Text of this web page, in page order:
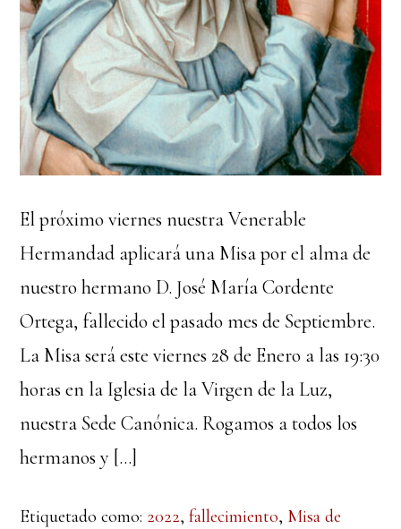
El próximo viernes nuestra Venerable
Hermandad aplicará una Misa por el alma de
nuestro hermano D. José María Cordente
Ortega, fallecido el pasado mes de Septiembre.
La Misa será este viernes 28 de Enero a las 19:30
horas en la Iglesia de la Virgen de la Luz,
nuestra Sede Canónica. Rogamos a todos los
hermanos y […]
Etiquetado como: 2022,fallecimiento, Misa de